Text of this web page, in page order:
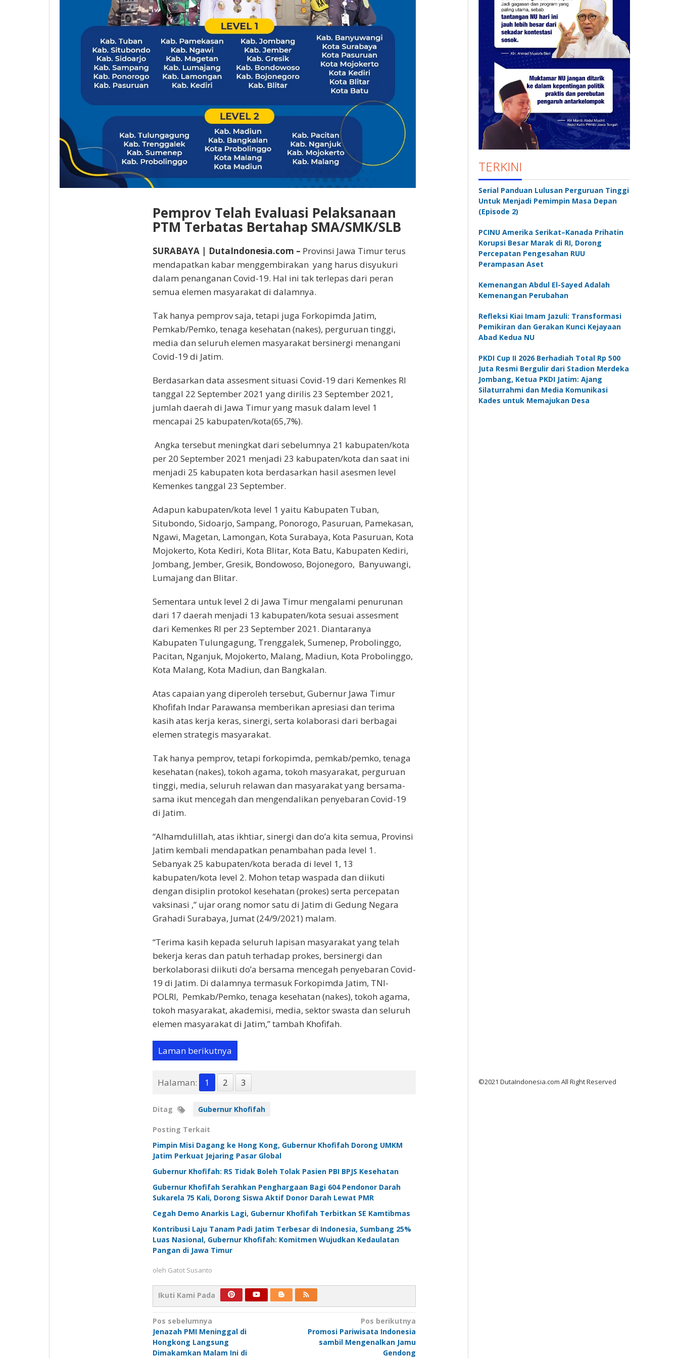
Pemprov Telah Evaluasi Pelaksanaan
PTM Terbatas Bertahap SMA/SMK/SLB
SURABAYA | DutaIndonesia.com – Provinsi Jawa Timur terus
mendapatkan kabar menggembirakan yang harus disyukuri
dalam penanganan Covid-19. Hal ini tak terlepas dari peran
semua elemen masyarakat di dalamnya.
Tak hanya pemprov saja, tetapi juga Forkopimda Jatim,
Pemkab/Pemko, tenaga kesehatan (nakes), perguruan tinggi,
media dan seluruh elemen masyarakat bersinergi menangani
Covid-19 di Jatim.
Berdasarkan data assesment situasi Covid-19 dari Kemenkes RI
tanggal 22 September 2021 yang dirilis 23 September 2021,
jumlah daerah di Jawa Timur yang masuk dalam level 1
mencapai 25 kabupaten/kota(65,7%).
Angka tersebut meningkat dari sebelumnya 21 kabupaten/kota
per 20 September 2021 menjadi 23 kabupaten/kota dan saat ini
menjadi 25 kabupaten kota berdasarkan hasil asesmen level
Kemenkes tanggal 23 September.
Adapun kabupaten/kota level 1 yaitu Kabupaten Tuban,
Situbondo, Sidoarjo, Sampang, Ponorogo, Pasuruan, Pamekasan,
Ngawi, Magetan, Lamongan, Kota Surabaya, Kota Pasuruan, Kota
Mojokerto, Kota Kediri, Kota Blitar, Kota Batu, Kabupaten Kediri,
Jombang, Jember, Gresik, Bondowoso, Bojonegoro, Banyuwangi,
Lumajang dan Blitar.
Sementara untuk level 2 di Jawa Timur mengalami penurunan
dari 17 daerah menjadi 13 kabupaten/kota sesuai assesment
dari Kemenkes RI per 23 September 2021. Diantaranya
Kabupaten Tulungagung, Trenggalek, Sumenep, Probolinggo,
Pacitan, Nganjuk, Mojokerto, Malang, Madiun, Kota Probolinggo,
Kota Malang, Kota Madiun, dan Bangkalan.
Atas capaian yang diperoleh tersebut, Gubernur Jawa Timur
Khofifah Indar Parawansa memberikan apresiasi dan terima
kasih atas kerja keras, sinergi, serta kolaborasi dari berbagai
elemen strategis masyarakat.
Tak hanya pemprov, tetapi forkopimda, pemkab/pemko, tenaga
kesehatan (nakes), tokoh agama, tokoh masyarakat, perguruan
tinggi, media, seluruh relawan dan masyarakat yang bersama-
sama ikut mencegah dan mengendalikan penyebaran Covid-19
di Jatim.
“Alhamdulillah, atas ikhtiar, sinergi dan do’a kita semua, Provinsi
Jatim kembali mendapatkan penambahan pada level 1.
Sebanyak 25 kabupaten/kota berada di level 1, 13
kabupaten/kota level 2. Mohon tetap waspada dan diikuti
dengan disiplin protokol kesehatan (prokes) serta percepatan
vaksinasi ,” ujar orang nomor satu di Jatim di Gedung Negara
Grahadi Surabaya, Jumat (24/9/2021) malam.
“Terima kasih kepada seluruh lapisan masyarakat yang telah
bekerja keras dan patuh terhadap prokes, bersinergi dan
berkolaborasi diikuti do’a bersama mencegah penyebaran Covid-
19 di Jatim. Di dalamnya termasuk Forkopimda Jatim, TNI-
POLRI, Pemkab/Pemko, tenaga kesehatan (nakes), tokoh agama,
tokoh masyarakat, akademisi, media, sektor swasta dan seluruh
elemen masyarakat di Jatim,” tambah Khofifah.
Laman berikutnya
Halaman: 1 2 3
Ditag Gubernur Khofifah
Posting Terkait
Pimpin Misi Dagang ke Hong Kong, Gubernur Khofifah Dorong UMKM
Jatim Perkuat Jejaring Pasar Global
Gubernur Khofifah: RS Tidak Boleh Tolak Pasien PBI BPJS Kesehatan
Gubernur Khofifah Serahkan Penghargaan Bagi 604 Pendonor Darah
Sukarela 75 Kali, Dorong Siswa Aktif Donor Darah Lewat PMR
Cegah Demo Anarkis Lagi, Gubernur Khofifah Terbitkan SE Kamtibmas
Kontribusi Laju Tanam Padi Jatim Terbesar di Indonesia, Sumbang 25%
Luas Nasional, Gubernur Khofifah: Komitmen Wujudkan Kedaulatan
Pangan di Jawa Timur
oleh Gatot Susanto
Ikuti Kami Pada
Navigasi
pos
Pos sebelumnya
Jenazah PMI Meninggal di
Hongkong Langsung
Dimakamkan Malam Ini di
Pos berikutnya
Promosi Pariwisata Indonesia
sambil Mengenalkan Jamu
Gendong
TERKINI
Serial Panduan Lulusan Perguruan Tinggi
Untuk Menjadi Pemimpin Masa Depan
(Episode 2)
PCINU Amerika Serikat–Kanada Prihatin
Korupsi Besar Marak di RI, Dorong
Percepatan Pengesahan RUU
Perampasan Aset
Kemenangan Abdul El-Sayed Adalah
Kemenangan Perubahan
Refleksi Kiai Imam Jazuli: Transformasi
Pemikiran dan Gerakan Kunci Kejayaan
Abad Kedua NU
PKDI Cup II 2026 Berhadiah Total Rp 500
Juta Resmi Bergulir dari Stadion Merdeka
Jombang, Ketua PKDI Jatim: Ajang
Silaturrahmi dan Media Komunikasi
Kades untuk Memajukan Desa
©2021 DutaIndonesia.com All Right Reserved